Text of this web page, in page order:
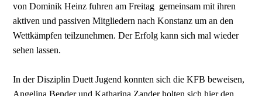
von Dominik Heinz fuhren am Freitag gemeinsam mit ihren
aktiven und passiven Mitgliedern nach Konstanz um an den
Wettkämpfen teilzunehmen. Der Erfolg kann sich mal wieder
sehen lassen.
In der Disziplin Duett Jugend konnten sich die KFB beweisen,
Angelina Bender und Katharina Zander holten sich hier den